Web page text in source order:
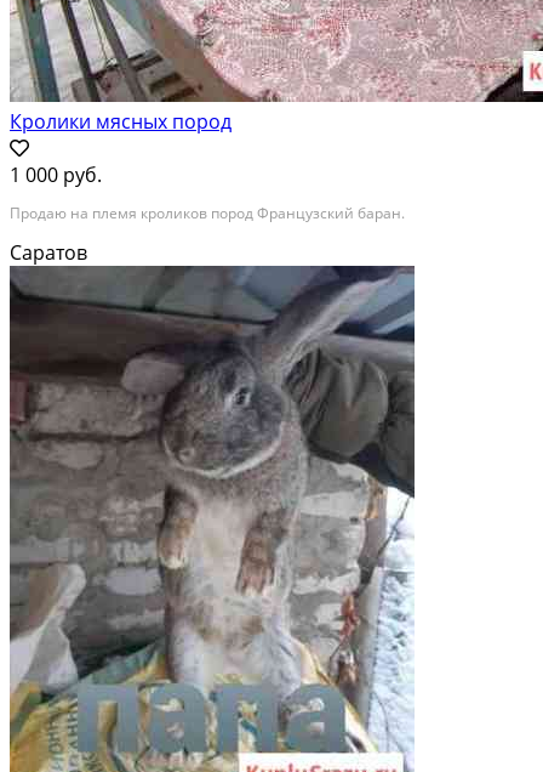
Кролики мясных пород
1 000 руб.
Продаю на племя кроликов пород Французский баран.
Саратов